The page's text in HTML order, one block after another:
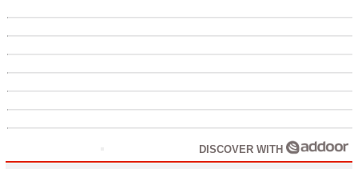
DISCOVER WITH